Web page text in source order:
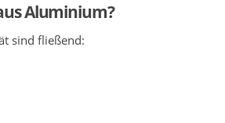
Aluminium?
sind fließend: